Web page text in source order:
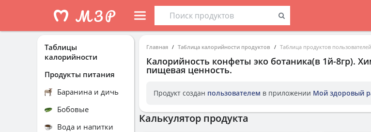
Главная Таблица калорийности продуктов Таблица продуктов пользователей
Калорийность конфеты эко ботаника(в 1й-8гр).
пищевая ценность.
Продукт создан пользователем в приложении Мой здоровый
Калькулятор продукта
Таблицы
калорийности
Продукты питания
Баранина и дичь
Бобовые
Вода и напитки